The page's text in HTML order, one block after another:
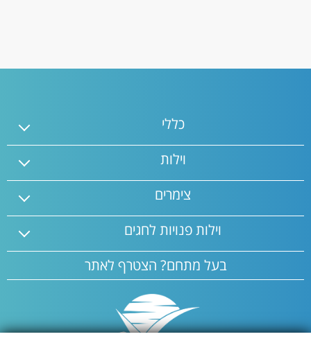
כללי
וילות
צימרים
וילות פנויות לחגים
בעל מתחם? הצטרף לאתר